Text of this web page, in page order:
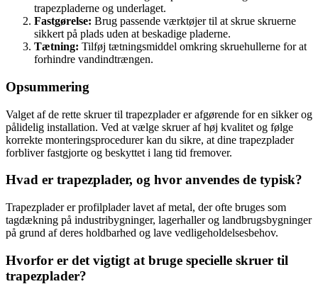
trapezpladerne og underlaget.
Fastgørelse: Brug passende værktøjer til at skrue skruerne
sikkert på plads uden at beskadige pladerne.
Tætning: Tilføj tætningsmiddel omkring skruehullerne for at
forhindre vandindtrængen.
Opsummering
Valget af de rette skruer til trapezplader er afgørende for en sikker og
pålidelig installation. Ved at vælge skruer af høj kvalitet og følge
korrekte monteringsprocedurer kan du sikre, at dine trapezplader
forbliver fastgjorte og beskyttet i lang tid fremover.
Hvad er trapezplader, og hvor anvendes de typisk?
Trapezplader er profilplader lavet af metal, der ofte bruges som
tagdækning på industribygninger, lagerhaller og landbrugsbygninger
på grund af deres holdbarhed og lave vedligeholdelsesbehov.
Hvorfor er det vigtigt at bruge specielle skruer til
trapezplader?